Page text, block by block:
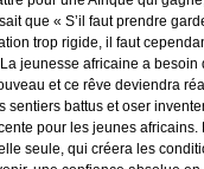
que « S’il faut prendre
trop rigide, il faut
jeunesse africaine a besoin
et ce rêve deviendra
sentiers battus et oser
pour les jeunes
seule, qui créera les